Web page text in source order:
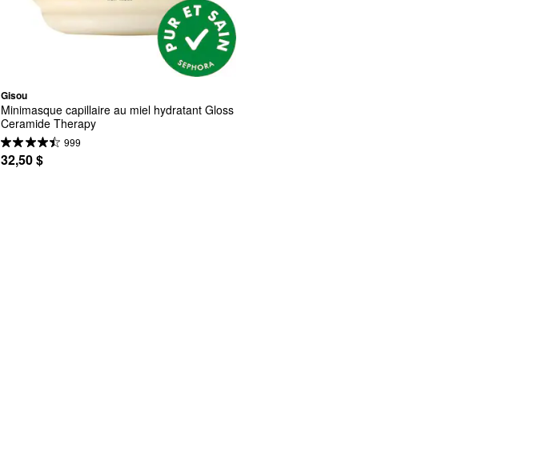
Gisou
Minimasque capillaire au miel hydratant Gloss
Ceramide Therapy
999
32,50 $